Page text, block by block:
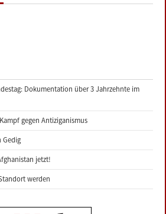
Dokumentation über 3 Jahrzehnte im
gegen Antiziganismus
Gedig
jetzt!
werden